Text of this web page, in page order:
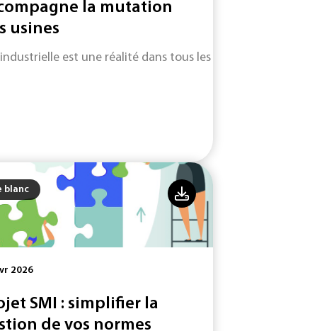
la mutation
usines
industrielle est une réalité dans tous les secteurs d'activité.
blanc
2026
SMI : simplifier la
de vos normes